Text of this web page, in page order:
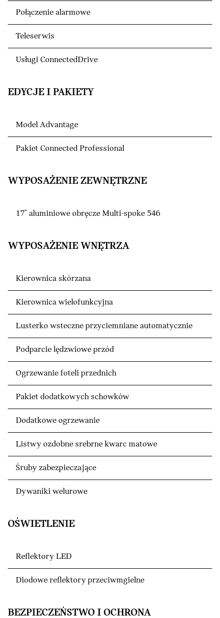
Połączenie alarmowe
Teleserwis
Usługi ConnectedDrive
EDYCJE I PAKIETY
Model Advantage
Pakiet Connected Professional
WYPOSAŻENIE ZEWNĘTRZNE
17" aluminiowe obręcze Multi-spoke 546
WYPOSAŻENIE WNĘTRZA
Kierownica skórzana
Kierownica wielofunkcyjna
Lusterko wsteczne przyciemniane automatycznie
Podparcie lędzwiowe przód
Ogrzewanie foteli przednich
Pakiet dodatkowych schowków
Dodatkowe ogrzewanie
Listwy ozdobne srebrne kwarc matowe
Śruby zabezpieczające
Dywaniki welurowe
OŚWIETLENIE
Reflektory LED
Diodowe reflektory przeciwmgielne
BEZPIECZEŃSTWO I OCHRONA